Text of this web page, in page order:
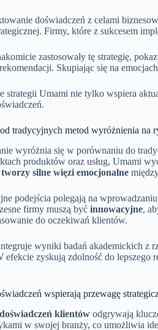
doświadczeń z celami
Firmy, które z sukcesem
zastosowały tę strategię,
Skupiając się na
strategii Umami nie tylko wspiera
tradycyjnych metod wyróżnienia na
wyróżnia się w porównaniu do
produktów oraz usług, Umami
tworzy silne więzi emocjonalne
podejścia polegają na
firmy muszą być innowacyjne,
do oczekiwań klientów.
wyniki badań akademickich z
efekcie zyskują zdolność do lepszego
wspierają przewagę
klientów odgrywają
w swojej branży, co umożliwia